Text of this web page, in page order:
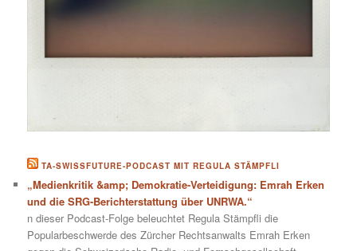
TA-SWISSFUTURE-PODCAST MIT REGULA STÄMPFLI
„Medienkritik &amp; Demokratie-Verteidigung: Emrah Erken
und die SRG-Berichterstattung über UNRWA.“
n dieser Podcast-Folge beleuchtet Regula Stämpfli die
Popularbeschwerde des Zürcher Rechtsanwalts Emrah Erken